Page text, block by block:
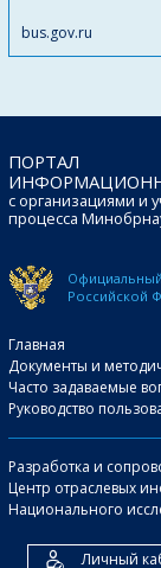
bus.gov.ru
ПОРТАЛ
с организациями и
процесса
Официальный
Российской
Главная
Документы и
Часто задаваемые
Руководство
Разработка и
Центр отраслевых
Национального
Личный